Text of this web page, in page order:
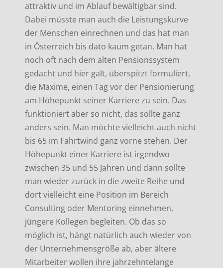
attraktiv und im Ablauf bewältigbar sind.
Dabei müsste man auch die Leistungskurve
der Menschen einrechnen und das hat man
in Österreich bis dato kaum getan. Man hat
noch oft nach dem alten Pensionssystem
gedacht und hier galt, überspitzt formuliert,
die Maxime, einen Tag vor der Pensionierung
am Höhepunkt seiner Karriere zu sein. Das
funktioniert aber so nicht, das sollte ganz
anders sein. Man möchte vielleicht auch nicht
bis 65 im Fahrtwind ganz vorne stehen. Der
Höhepunkt einer Karriere ist irgendwo
zwischen 35 und 55 Jahren und dann sollte
man wieder zurück in die zweite Reihe und
dort vielleicht eine Position im Bereich
Consulting oder Mentoring einnehmen,
jüngere Kollegen begleiten. Ob das so
möglich ist, hängt natürlich auch wieder von
der Unternehmensgröße ab, aber ältere
Mitarbeiter wollen ihre jahrzehntelange